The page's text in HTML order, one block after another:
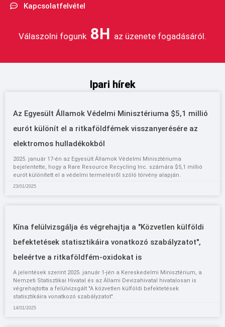
Kapcsolatfelvétel
Válaszolni fogunk 8H az üzenete fogadásáról.
Ipari hírek
Az Egyesült Államok Védelmi Minisztériuma $5,1 millió
eurót különít el a ritkaföldfémek visszanyerésére az
elektromos hulladékokból
2025. január 17-én az Egyesült Államok Védelmi Minisztériuma
bejelentette, hogy a Rare Resource Recycling Inc. számára $5,1 millió
eurót különített el a védelmi termelésről szóló törvény alapján.
23/01/2025
Kína felülvizsgálja és végrehajtja a "Közvetlen külföldi
befektetések statisztikáira vonatkozó szabályzatot",
beleértve a ritkaföldfém-oxidokat is
A jelentések szerint 2025. január 1-jén a Kereskedelmi Minisztérium, a
Nemzeti Statisztikai Hivatal és az Állami Devizahivatal hivatalosan is
végrehajtotta a felülvizsgált "A közvetlen külföldi befektetések
statisztikáira vonatkozó szabályzatot".
14/01/2025